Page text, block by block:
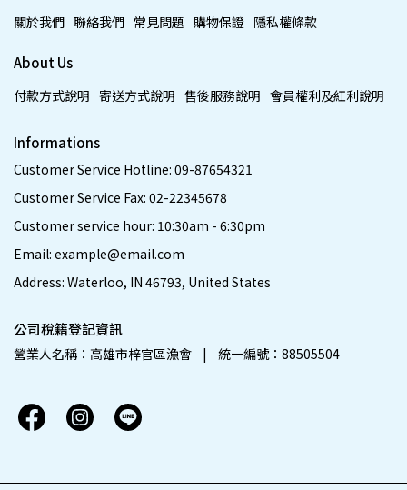
關於我們 聯絡我們 常見問題 購物保證 隱私權條款
About Us
付款方式說明 寄送方式說明 售後服務說明 會員權利及紅利說明
Informations
Customer Service Hotline: 09-87654321
Customer Service Fax: 02-22345678
Customer service hour: 10:30am - 6:30pm
Email: example@email.com
Address: Waterloo, IN 46793, United States
公司稅籍登記資訊
營業人名稱：高雄市梓官區漁會    |    統一編號：88505504